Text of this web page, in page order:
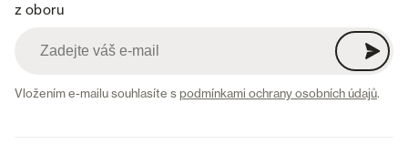
z oboru
Vložením e-mailu souhlasíte spodmínkami ochrany osobních údajů.